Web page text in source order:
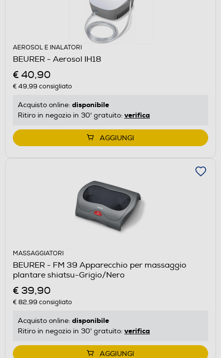
AEROSOL E INALATORI
BEURER - Aerosol IH18
€ 40,90
€ 49,99 consigliato
Acquisto online: disponibile
Ritiro in negozio in 30' gratuito: verifica
AGGIUNGI
MASSAGGIATORI
BEURER - FM 39 Apparecchio per massaggio
plantare shiatsu-Grigio/Nero
€ 39,90
€ 82,99 consigliato
Acquisto online: disponibile
Ritiro in negozio in 30' gratuito: verifica
AGGIUNGI